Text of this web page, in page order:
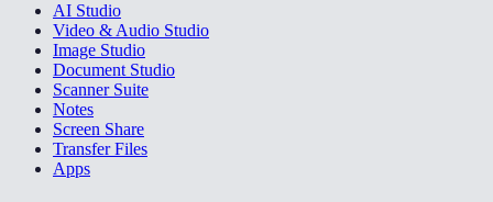
AI Studio
Video & Audio Studio
Image Studio
Document Studio
Scanner Suite
Notes
Screen Share
Transfer Files
Apps